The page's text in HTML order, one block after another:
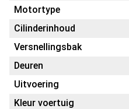
Motortype
Cilinderinhoud
Versnellingsbak
Deuren
Uitvoering
Kleur voertuig